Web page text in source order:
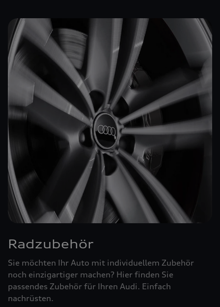
Radzubehör
Sie möchten Ihr Auto mit individuellem Zubehör
noch einzigartiger machen? Hier finden Sie
passendes Zubehör für Ihren Audi. Einfach
nachrüsten.